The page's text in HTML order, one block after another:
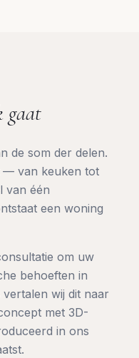
gaat
de som der delen.
— van keuken tot
van één
een woning
om uw
behoeften in
wij dit naar
met 3D-
in ons